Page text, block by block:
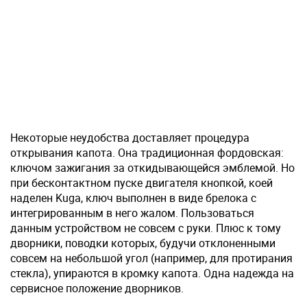
Некоторые неудобства доставляет процедура
открывания капота. Она традиционная фордовская:
ключом зажигания за откидывающейся эмблемой. Но
при бесконтактном пуске двигателя кнопкой, коей
наделен Kuga, ключ выполнен в виде брелока с
интегрированным в него жалом. Пользоваться
данным устройством не совсем с руки. Плюс к тому
дворники, поводки которых, будучи отклоненными
совсем на небольшой угол (например, для протирания
стекла), упираются в кромку капота. Одна надежда на
сервисное положение дворников.